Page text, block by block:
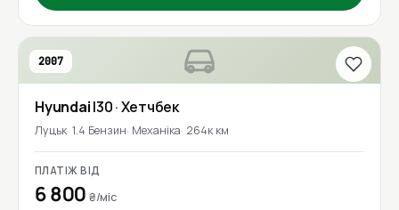
2007
HyundaiI30· Хетчбек
Луцьк 1.4 Бензин Механіка 264к км
ПЛАТІЖ ВІД
6 800₴/міс